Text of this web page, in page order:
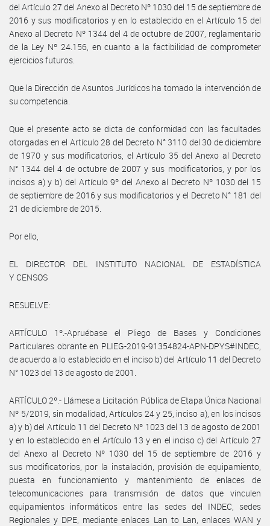
del Artículo 27 del Anexo al Decreto Nº 1030 del 15 de septiembre de
2016 y sus modificatorios y en lo establecido en el Artículo 15 del
Anexo al Decreto Nº 1344 del 4 de octubre de 2007, reglamentario
de la Ley Nº 24.156, en cuanto a la factibilidad de comprometer
ejercicios futuros.
Que la Dirección de Asuntos Jurídicos ha tomado la intervención de
su competencia.
Que el presente acto se dicta de conformidad con las facultades
otorgadas en el Artículo 28 del Decreto N° 3110 del 30 de diciembre
de 1970 y sus modificatorios, el Artículo 35 del Anexo al Decreto
N° 1344 del 4 de octubre de 2007 y sus modificatorios, y por los
incisos a) y b) del Artículo 9º del Anexo al Decreto Nº 1030 del 15
de septiembre de 2016 y sus modificatorios y el Decreto N° 181 del
21 de diciembre de 2015.
Por ello,
EL DIRECTOR DEL INSTITUTO NACIONAL DE ESTADÍSTICA
Y CENSOS
RESUELVE:
ARTÍCULO 1º.-Apruébase el Pliego de Bases y Condiciones
Particulares obrante en PLIEG-2019-91354824-APN-DPYS#INDEC,
de acuerdo a lo establecido en el inciso b) del Artículo 11 del Decreto
N° 1023 del 13 de agosto de 2001.
ARTÍCULO 2º.- Llámese a Licitación Pública de Etapa Única Nacional
Nº 5/2019, sin modalidad, Artículos 24 y 25, inciso a), en los incisos
a) y b) del Artículo 11 del Decreto Nº 1023 del 13 de agosto de 2001
y en lo establecido en el Artículo 13 y en el inciso c) del Artículo 27
del Anexo al Decreto Nº 1030 del 15 de septiembre de 2016 y
sus modificatorios, por la instalación, provisión de equipamiento,
puesta en funcionamiento y mantenimiento de enlaces de
telecomunicaciones para transmisión de datos que vinculen
equipamientos informáticos entre las sedes del INDEC, sedes
Regionales y DPE, mediante enlaces Lan to Lan, enlaces WAN y